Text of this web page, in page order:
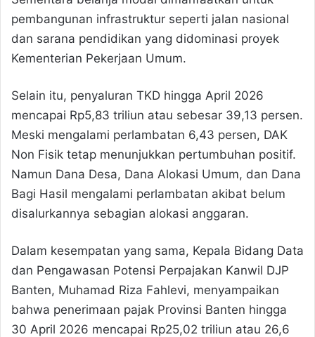
pembangunan infrastruktur seperti jalan nasional
dan sarana pendidikan yang didominasi proyek
Kementerian Pekerjaan Umum.
Selain itu, penyaluran TKD hingga April 2026
mencapai Rp5,83 triliun atau sebesar 39,13 persen.
Meski mengalami perlambatan 6,43 persen, DAK
Non Fisik tetap menunjukkan pertumbuhan positif.
Namun Dana Desa, Dana Alokasi Umum, dan Dana
Bagi Hasil mengalami perlambatan akibat belum
disalurkannya sebagian alokasi anggaran.
Dalam kesempatan yang sama, Kepala Bidang Data
dan Pengawasan Potensi Perpajakan Kanwil DJP
Banten, Muhamad Riza Fahlevi, menyampaikan
bahwa penerimaan pajak Provinsi Banten hingga
30 April 2026 mencapai Rp25,02 triliun atau 26,6